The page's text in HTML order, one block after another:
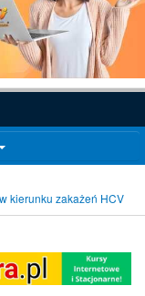
kierunku zakażeń HCV